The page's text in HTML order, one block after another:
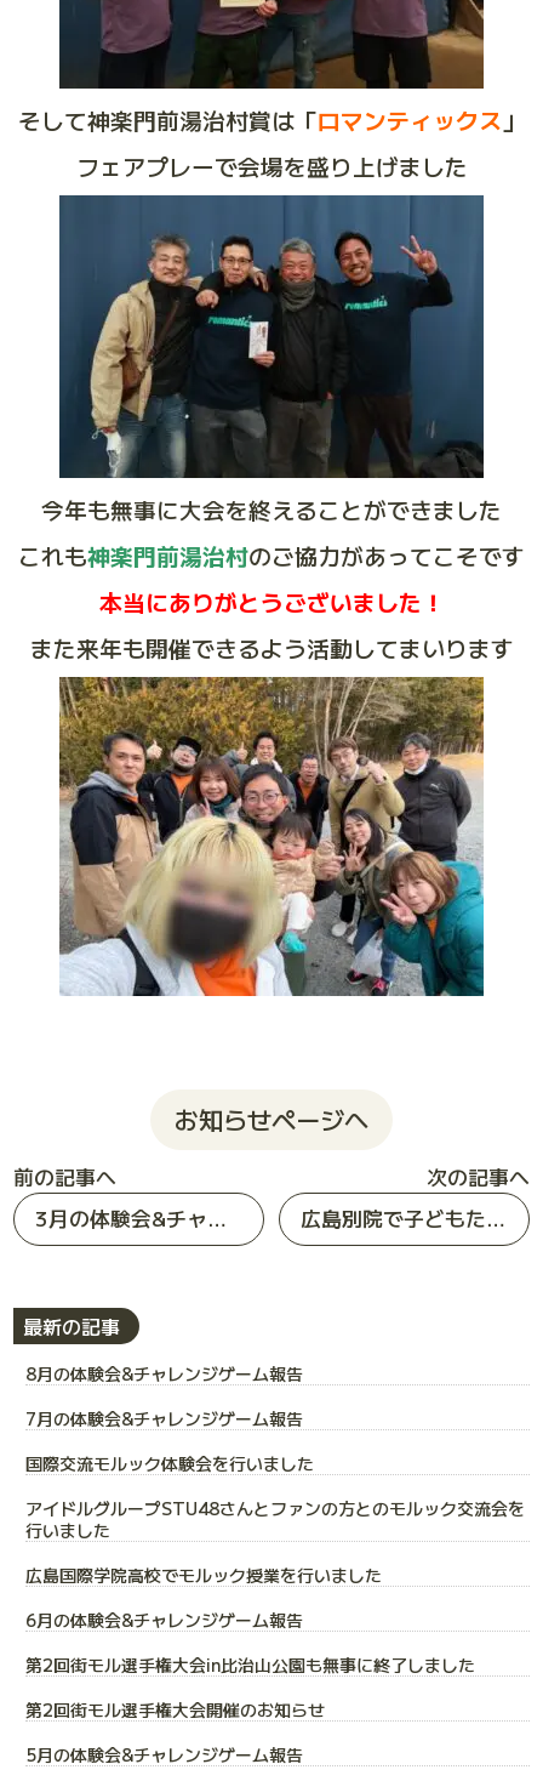
そして神楽門前湯治村賞は「ロマンティックス 」
フェアプレーで会場を盛り上げました
今年も無事に大会を終えることができました
これも神楽門前湯治村のご協力があってこそです
本当にありがとうございました！
また来年も開催できるよう活動してまいります
お知らせページへ
前の記事へ
3月の体験会&チャレンジゲーム報告
次の記事へ
広島別院で子どもたち対象のモルック体験会をしました
最新の記事
8月の体験会&チャレンジゲーム報告
7月の体験会&チャレンジゲーム報告
国際交流モルック体験会を行いました
アイドルグループSTU48さんとファンの方とのモルック交流会を
行いました
広島国際学院高校でモルック授業を行いました
6月の体験会&チャレンジゲーム報告
第2回街モル選手権大会in比治山公園も無事に終了しました
第2回街モル選手権大会開催のお知らせ
5月の体験会&チャレンジゲーム報告